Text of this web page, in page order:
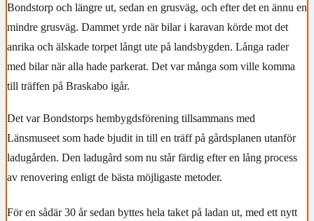
Bondstorp och längre ut, sedan en grusväg, och efter det en ännu en
mindre grusväg. Dammet yrde när bilar i karavan körde mot det
anrika och älskade torpet långt ute på landsbygden. Långa rader
med bilar när alla hade parkerat. Det var många som ville komma
till träffen på Braskabo igår.
Det var Bondstorps hembygdsförening tillsammans med
Länsmuseet som hade bjudit in till en träff på gårdsplanen utanför
ladugården. Den ladugård som nu står färdig efter en lång process
av renovering enligt de bästa möjligaste metoder.
För en sådär 30 år sedan byttes hela taket på ladan ut, med ett nytt